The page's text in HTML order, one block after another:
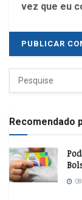
vez que eu
Recomendado